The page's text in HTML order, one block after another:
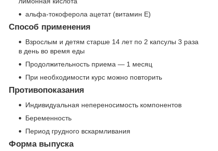
альфа-токоферола ацетат (витамин Е)
Способ применения
Взрослым и детям старше 14 лет по 2 капсулы 3 раза
в день во время еды
Продолжительность приема — 1 месяц
При необходимости курс можно повторить
Противопоказания
Индивидуальная непереносимость компонентов
Беременность
Период грудного вскармливания
Форма выпуска